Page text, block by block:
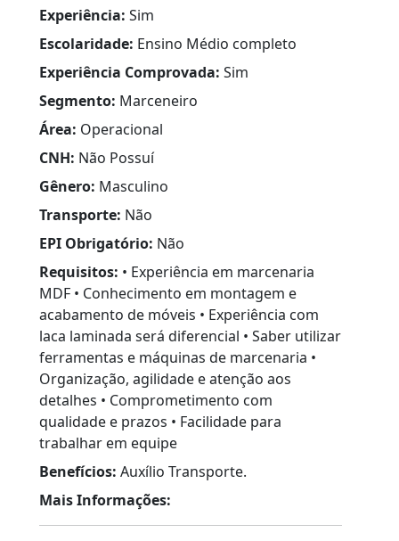
Experiência: Sim
Escolaridade: Ensino Médio completo
Experiência Comprovada: Sim
Segmento: Marceneiro
Área: Operacional
CNH: Não Possuí
Gênero: Masculino
Transporte: Não
EPI Obrigatório: Não
Requisitos: • Experiência em marcenaria
MDF • Conhecimento em montagem e
acabamento de móveis • Experiência com
laca laminada será diferencial • Saber utilizar
ferramentas e máquinas de marcenaria •
Organização, agilidade e atenção aos
detalhes • Comprometimento com
qualidade e prazos • Facilidade para
trabalhar em equipe
Benefícios: Auxílio Transporte.
Mais Informações: